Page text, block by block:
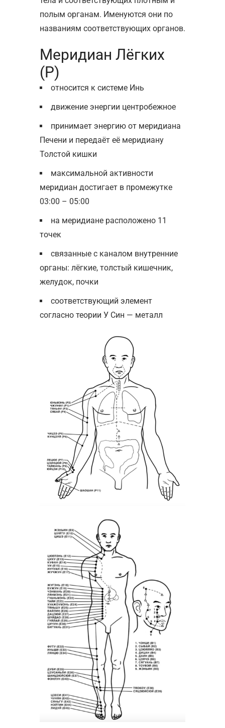
полым органам. Именуются они по
названиям соответствующих органов.
Меридиан Лёгких
(Р)
относится к системе Инь
движение энергии центробежное
принимает энергию от меридиана
Печени и передаёт её меридиану
Толстой кишки
максимальной активности
меридиан достигает в промежутке
03:00 – 05:00
на меридиане расположено 11
точек
связанные с каналом внутренние
органы: лёгкие, толстый кишечник,
желудок, почки
соответствующий элемент
согласно теории У Син — металл